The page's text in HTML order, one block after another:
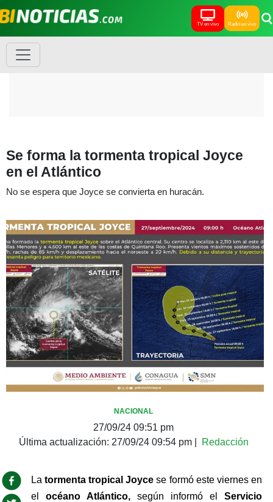
TV en vivo Radio en vivo
Se forma la tormenta tropical Joyce
en el Atlántico
No se espera que Joyce se convierta en huracán.
NACIONAL
27/09/24 09:51 pm
Última actualización: 27/09/24 09:54 pm| Redacción
La tormenta tropical Joyce se formó este viernes en
el océano Atlántico, según informó el Servicio